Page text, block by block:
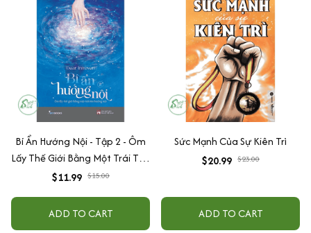
Bí Ẩn Hướng Nội - Tập 2 - Ôm
Lấy Thế Giới Bằng Một Trái Tim
Hướng Nội
$11.99 $15.00
ADD TO CART
Sức Mạnh Của Sự Kiên Trì
$20.99 $23.00
ADD TO CART